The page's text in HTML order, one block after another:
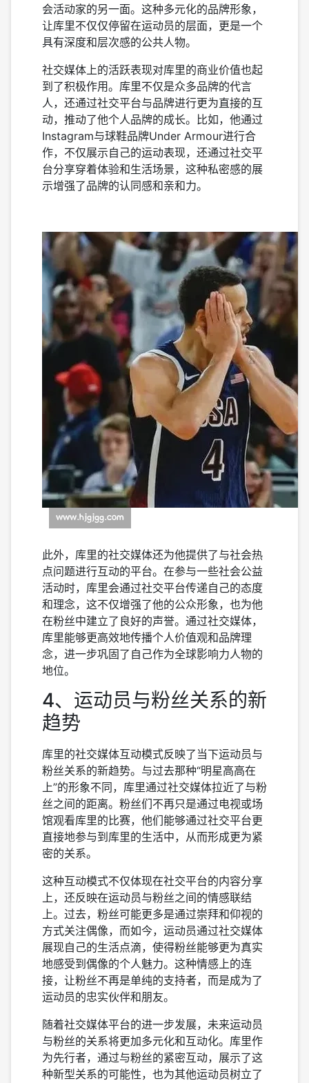
会活动家的另一面。这种多元化的品牌形象，
让库里不仅仅停留在运动员的层面，更是一个
具有深度和层次感的公共人物。
社交媒体上的活跃表现对库里的商业价值也起
到了积极作用。库里不仅是众多品牌的代言
人，还通过社交平台与品牌进行更为直接的互
动，推动了他个人品牌的成长。比如，他通过
Instagram与球鞋品牌Under Armour进行合
作，不仅展示自己的运动表现，还通过社交平
台分享穿着体验和生活场景，这种私密感的展
示增强了品牌的认同感和亲和力。
此外，库里的社交媒体还为他提供了与社会热
点问题进行互动的平台。在参与一些社会公益
活动时，库里会通过社交平台传递自己的态度
和理念，这不仅增强了他的公众形象，也为他
在粉丝中建立了良好的声誉。通过社交媒体，
库里能够更高效地传播个人价值观和品牌理
念，进一步巩固了自己作为全球影响力人物的
地位。
4、运动员与粉丝关系的新
趋势
库里的社交媒体互动模式反映了当下运动员与
粉丝关系的新趋势。与过去那种“明星高高在
上”的形象不同，库里通过社交媒体拉近了与粉
丝之间的距离。粉丝们不再只是通过电视或场
馆观看库里的比赛，他们能够通过社交平台更
直接地参与到库里的生活中，从而形成更为紧
密的关系。
这种互动模式不仅体现在社交平台的内容分享
上，还反映在运动员与粉丝之间的情感联结
上。过去，粉丝可能更多是通过崇拜和仰视的
方式关注偶像，而如今，运动员通过社交媒体
展现自己的生活点滴，使得粉丝能够更为真实
地感受到偶像的个人魅力。这种情感上的连
接，让粉丝不再是单纯的支持者，而是成为了
运动员的忠实伙伴和朋友。
随着社交媒体平台的进一步发展，未来运动员
与粉丝的关系将更加多元化和互动化。库里作
为先行者，通过与粉丝的紧密互动，展示了这
种新型关系的可能性，也为其他运动员树立了